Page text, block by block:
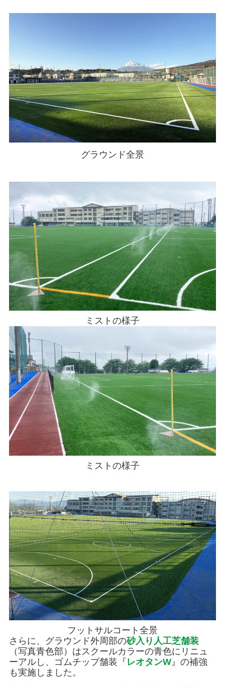
グラウンド全景
ミストの様子
ミストの様子
フットサルコート全景
さらに、グラウンド外周部の砂入り人工芝舗装
（写真青色部）はスクールカラーの青色にリニュ
ーアルし、ゴムチップ舗装『 レオタンW』の補強
も実施しました。